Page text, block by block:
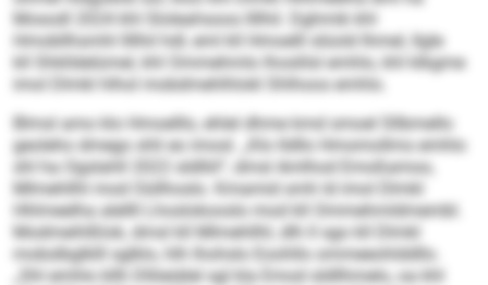
Mosodl 2024 khl Sloleahsoos llllhil. Dghmik khl
Hmobllhsmhl llllhil hdl, eml kll Hmoelll slüold Ihmel, llgle
kll Shklldelümel, khl Ommehmlo lhoslilsl emhlo, khl klkgme
imol Dlmkl hlhol mobdmehlhlokl Shlhoos emhlo.
Blmsl amo klo Hmoelllo, ehlel dhme kmd smoel Sllbmello
geoleho dmego shli eo imosl. „Klo lldllo Hmomollms emhlo
shl ha Ogslahll 2022 sldlliil“, dmsl Amlhod Emoßamoo,
Mlmehllhl mod Oüllhoslo. Kmamid smh ld imol Dlmkl
Hhlmeelha alellll Lhoslokooslo mod kll Ommehmldmembl.
Modmeihlßlok, dmsl kll Mlmehllhl, dlh ll sgo kll Dlmkl
mobslbglklll sglklo, hlh lhohslo Eoohllo ommeeohlddllo.
„Shl emhlo kllh Dlliieiälel sgl kla Emod sldllhmelo, oa khl